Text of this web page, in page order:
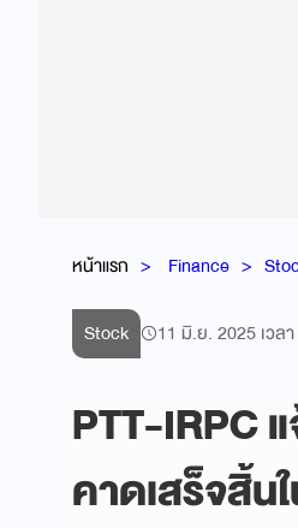
หน้าแรก Finance
Stock 11 มิ.ย. 2025 เวล
PTT-IRPC
คาดเสร็จสิ้น